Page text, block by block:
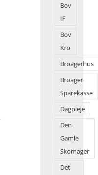
Bov
IF
Bov
Kro
Broagerhus
Broager
Sparekasse
Dagpleje
Den
Gamle
Skomager
Det